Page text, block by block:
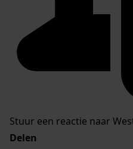
Stuur een reactie naar
Delen